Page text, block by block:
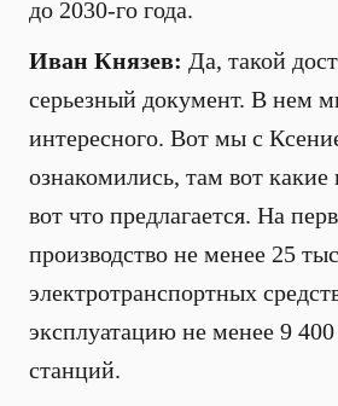
до 2030-го года.
Иван Князев: Да, такой
серьезный документ. В нем
интересного. Вот мы с
ознакомились, там вот какие
вот что предлагается. На
производство не менее 25
электротранспортных
эксплуатацию не менее 9
станций.